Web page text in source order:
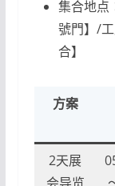
集合地点
號門】/
合】
方案
2天展